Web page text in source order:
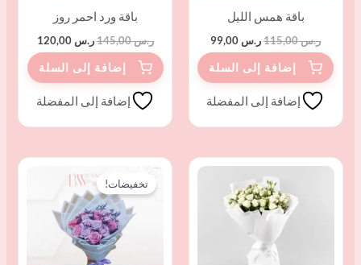
باقة همس الليل
ر.س115,00 ر.س
إضافة إلى المفضلة
باقة ورد احمر روز
ر.س145,00 ر.س 120,00
إضافة إلى المفضلة
تخفيضات!
الأصلي
هو:
ر.س 120,00.
السعر